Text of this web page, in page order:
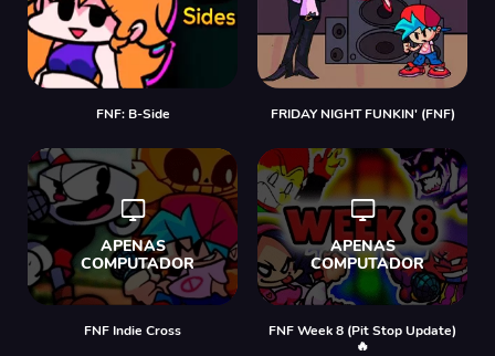
FNF: B-Side FRIDAY NIGHT FUNKIN' (FNF)
FNF Indie Cross
FNF Week 8 (Pit Stop Update)
🔥